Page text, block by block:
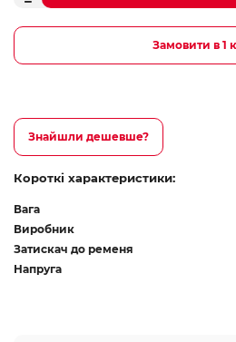
Замовити в 1
Знайшли дешевше?
Короткі характеристики:
Вага
Виробник
Затискач до ременя
Напруга